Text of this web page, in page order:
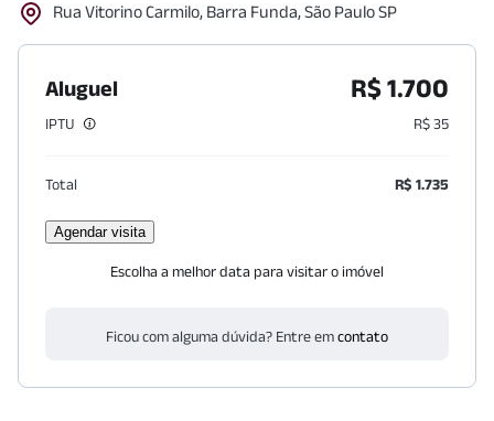
Rua Vitorino Carmilo, Barra Funda, São Paulo SP
Aluguel R$ 1.700
IPTU R$ 35
Total R$ 1.735
Agendar visita
Escolha a melhor data para visitar o imóvel
Ficou com alguma dúvida? Entre emcontato